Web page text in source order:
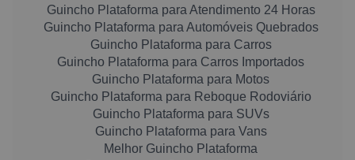
Guincho Plataforma para Atendimento 24 Horas
Guincho Plataforma para Automóveis Quebrados
Guincho Plataforma para Carros
Guincho Plataforma para Carros Importados
Guincho Plataforma para Motos
Guincho Plataforma para Reboque Rodoviário
Guincho Plataforma para SUVs
Guincho Plataforma para Vans
Melhor Guincho Plataforma